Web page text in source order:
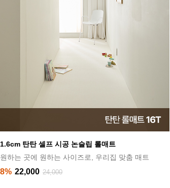
1.6cm 탄탄 셀프 시공 논슬립 롤매트
원하는 곳에 원하는 사이즈로, 우리집 맞춤 매트
8% 22,000 24,000